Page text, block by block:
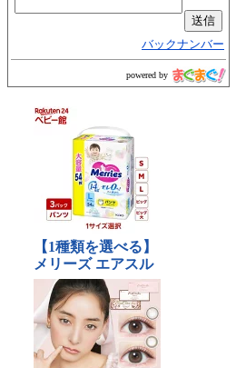
バックナンバー
powered by